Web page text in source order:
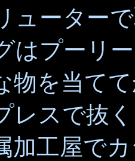
ューター
はプーリ
物を当て
レスで抜
加工屋で